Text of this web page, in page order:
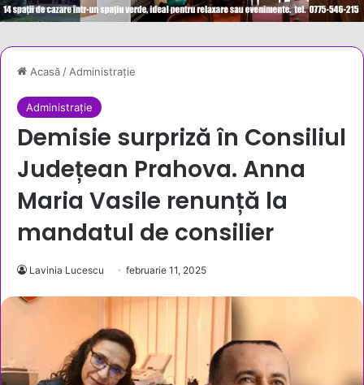
Acasă/Administrație
Administrație
Demisie surpriză în Consiliul
Județean Prahova. Anna
Maria Vasile renunță la
mandatul de consilier
Lavinia Lucescu februarie 11, 2025